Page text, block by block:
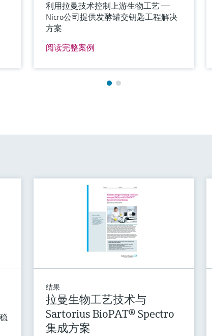
利用拉曼技术控制上游生物工艺 ——
Nicro公司提供发酵罐交钥匙工程解决
方案
阅读完整案例
结果
拉曼生物工艺技术与
Sartorius BioPAT® Spectro
集成方案